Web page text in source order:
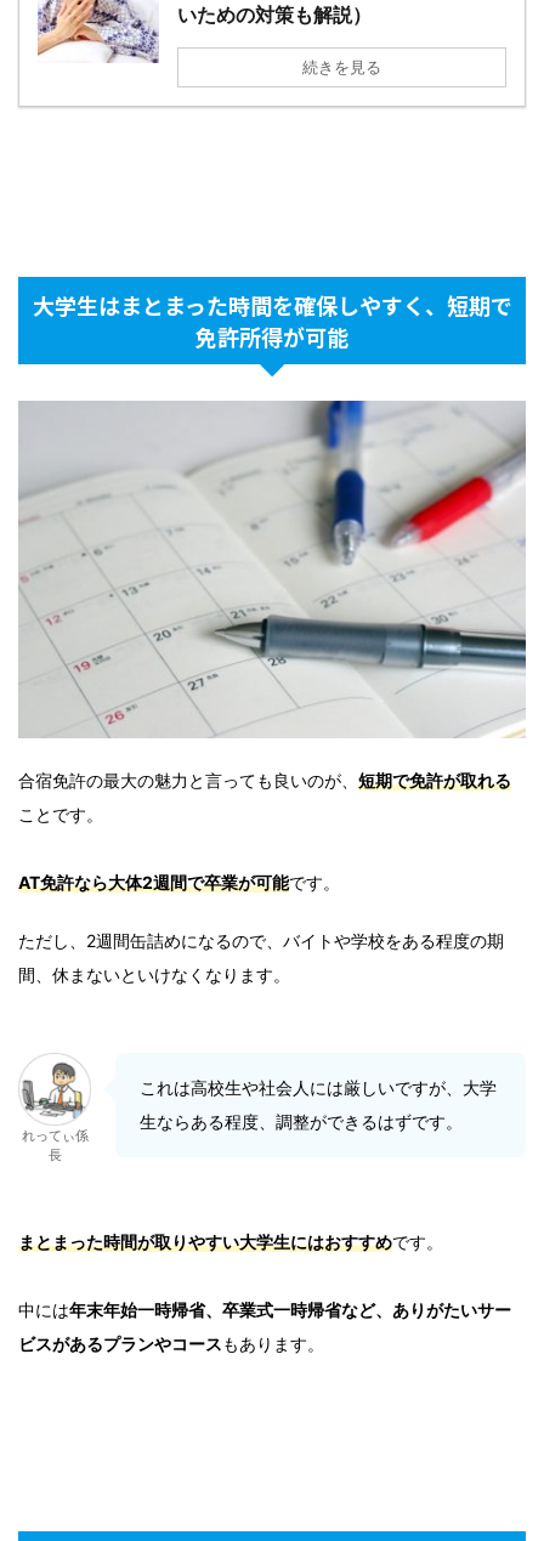
いための対策も解説）
続きを見る
大学生はまとまった時間を確保しやすく、短期で
免許所得が可能
合宿免許の最大の魅力と言っても良いのが、 短期で免許が取れる
ことです。
AT免許なら大体2週間で卒業が可能です。
ただし、2週間缶詰めになるので、バイトや学校をある程度の期
間、休まないといけなくなります。
れってぃ係
長
これは高校生や社会人には厳しいですが、大学
生ならある程度、調整ができるはずです。
まとまった時間が取りやすい大学生にはおすすめです。
中には年末年始一時帰省、卒業式一時帰省など、ありがたいサー
ビスがあるプランやコースもあります。